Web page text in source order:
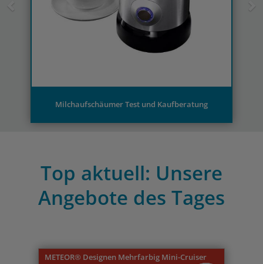
Milchaufschäumer Test und Kaufberatung
Top aktuell: Unsere
Angebote des Tages
METEOR® Designen Mehrfarbig Mini-Cruiser